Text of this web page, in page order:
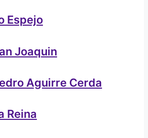
Espejo
Joaquin
Aguirre Cerda
Reina